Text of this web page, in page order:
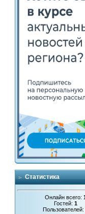
Статистика
Онлайн всего:
Гостей:1